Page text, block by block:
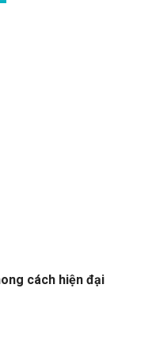
cách hiện đại